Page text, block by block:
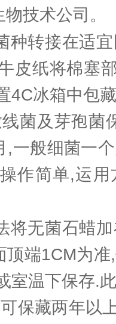
技术公司。
种转接在适
皮纸将棉塞
4C冰箱中包
菌及芽孢菌
,一般细菌一
作简单,运
将无菌石蜡
顶端1CM为
室温下保存.
保藏两年以